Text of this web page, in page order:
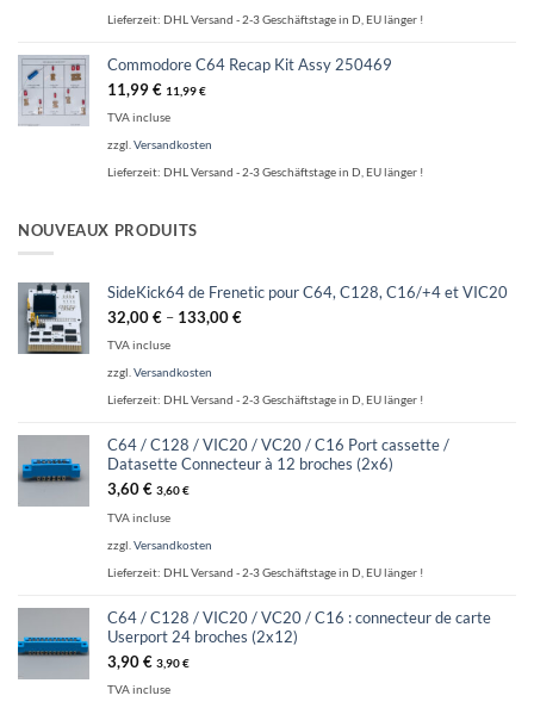
Lieferzeit: DHL Versand - 2-3 Geschäftstage in D, EU länger !
Commodore C64 Recap Kit Assy 250469
11,99€ 11,99€
TVA incluse
zzgl. Versandkosten
Lieferzeit: DHL Versand - 2-3 Geschäftstage in D, EU länger !
NOUVEAUX PRODUITS
SideKick64 de Frenetic pour C64, C128, C16/+4 et VIC20
32,00€ – 133,00€
TVA incluse
zzgl. Versandkosten
Lieferzeit: DHL Versand - 2-3 Geschäftstage in D, EU länger !
C64 / C128 / VIC20 / VC20 / C16 Port cassette /
Datasette Connecteur à 12 broches (2x6)
3,60€ 3,60€
TVA incluse
zzgl. Versandkosten
Lieferzeit: DHL Versand - 2-3 Geschäftstage in D, EU länger !
C64 / C128 / VIC20 / VC20 / C16 : connecteur de carte
Userport 24 broches (2x12)
3,90€ 3,90€
TVA incluse